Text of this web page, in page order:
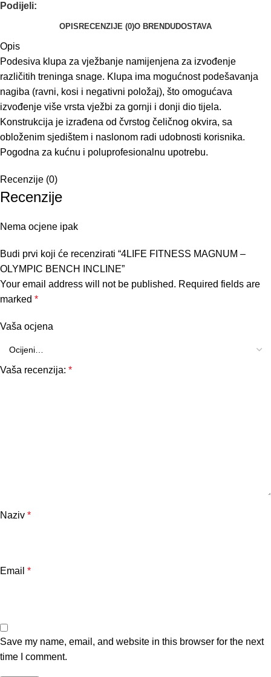
Podijeli:
OPIS RECENZIJE (0)O BRENDUDOSTAVA
Opis
Podesiva klupa za vježbanje namijenjena za izvođenje
različitih treninga snage. Klupa ima mogućnost podešavanja
nagiba (ravni, kosi i negativni položaj), što omogućava
izvođenje više vrsta vježbi za gornji i donji dio tijela.
Konstrukcija je izrađena od čvrstog čeličnog okvira, sa
obloženim sjedištem i naslonom radi udobnosti korisnika.
Pogodna za kućnu i poluprofesionalnu upotrebu.
Recenzije (0)
Recenzije
Nema ocjene ipak
Budi prvi koji će recenzirati “4LIFE FITNESS MAGNUM –
OLYMPIC BENCH INCLINE”
Your email address will not be published. Required fields are
marked *
Vaša ocjena
Vaša recenzija: *
Naziv *
Email *
Save my name, email, and website in this browser for the next
time I comment.